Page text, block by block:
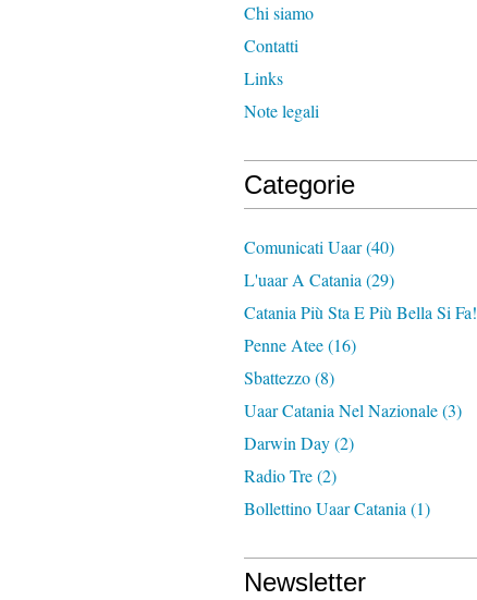
Chi siamo
Contatti
Links
Note legali
Categorie
Comunicati Uaar(40)
L'uaar A Catania (29)
Catania Più Sta E Più Bella Si Fa!
Penne Atee(16)
Sbattezzo(8)
Uaar Catania Nel Nazionale(3)
Darwin Day(2)
Radio Tre(2)
Bollettino Uaar Catania (1)
Newsletter